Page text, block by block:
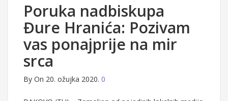
Poruka nadbiskupa
Đure Hranića: Pozivam
vas ponajprije na mir
srca
By On 20. ožujka 2020. 0